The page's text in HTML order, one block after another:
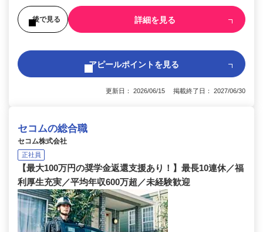
後で見る 詳細を見る
アピールポイントを見る
更新日： 2026/06/15 掲載終了日： 2027/06/30
セコムの総合職
セコム株式会社
正社員
【最大100万円の奨学金返還支援あり！】最長10連休／福
利厚生充実／平均年収600万超／未経験歓迎